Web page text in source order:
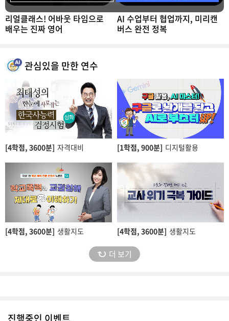
리얼클래스! 어바웃 타임으로
배우는 진짜 영어
AI 수업부터 협업까지, 미리캔
버스 완전 정복
관심있을 만한 연수
[4학점, 3600분] 자격대비 [1학점, 900분] 디지털활용
[4학점, 3600분] 생활지도 [4학점, 3600분] 생활지도
더 보기